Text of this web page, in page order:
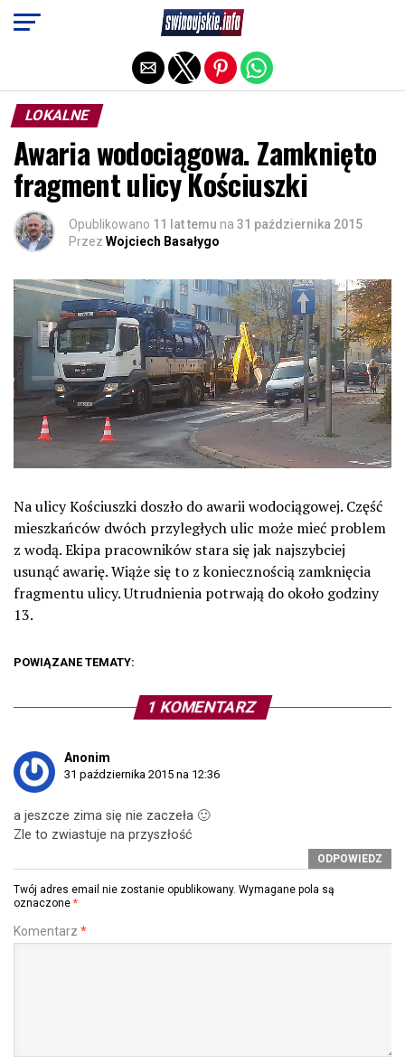
LOKALNE
Awaria wodociągowa. Zamknięto
fragment ulicy Kościuszki
Opublikowano 11 lat temu na 31 października 2015
Przez Wojciech Basałygo
Na ulicy Kościuszki doszło do awarii wodociągowej. Część
mieszkańców dwóch przyległych ulic może mieć problem
z wodą. Ekipa pracowników stara się jak najszybciej
usunąć awarię. Wiąże się to z koniecznością zamknięcia
fragmentu ulicy. Utrudnienia potrwają do około godziny
13.
POWIĄZANE TEMATY:
1 KOMENTARZ
Anonim
31 października 2015 na 12:36
a jeszcze zima się nie zaczeła 🙂
Zle to zwiastuje na przyszłość
ODPOWIEDZ
Twój adres email nie zostanie opublikowany. Wymagane pola są
oznaczone *
Komentarz *
Exit mobile version